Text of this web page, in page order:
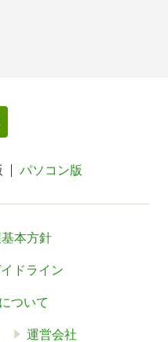
パソコン版
本方針
ドライン
ついて
運営会社